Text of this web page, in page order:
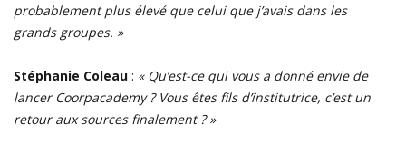
probablement plus élevé que celui que j’avais dans les
grands groupes. »
Stéphanie Coleau : « Qu’est-ce qui vous a donné envie de
lancer Coorpacademy ? Vous êtes fils d’institutrice, c’est un
retour aux sources finalement ? »